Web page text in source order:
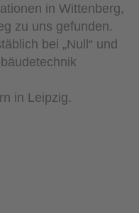
in Wittenberg,
zu uns gefunden.
bei „Null“ und
in Leipzig.